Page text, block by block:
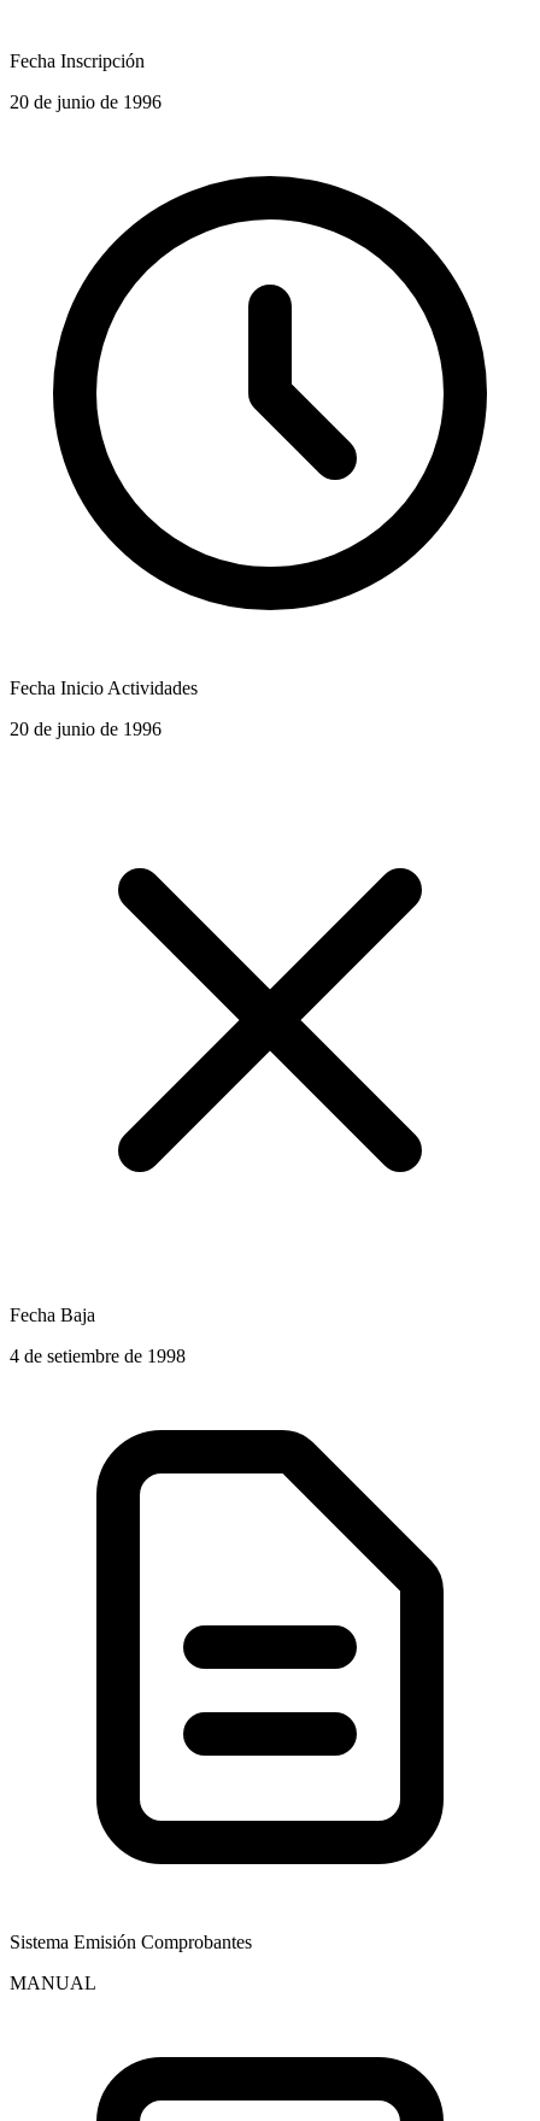
Fecha Inscripción
20 de junio de 1996
Fecha Inicio Actividades
20 de junio de 1996
Fecha Baja
4 de setiembre de 1998
Sistema Emisión Comprobantes
MANUAL